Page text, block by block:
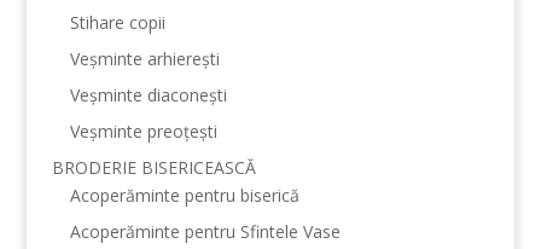
Stihare copii
Veșminte arhierești
Veșminte diaconești
Veșminte preoțești
BRODERIE BISERICEASCĂ
Acoperăminte pentru biserică
Acoperăminte pentru Sfintele Vase